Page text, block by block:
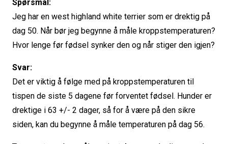
Spørsmål:
Jeg har en west highland white terrier som er drektig på
dag 50. Når bør jeg begynne å måle kroppstemperaturen?
Hvor lenge før fødsel synker den og når stiger den igjen?
Svar:
Det er viktig å følge med på kroppstemperaturen til
tispen de siste 5 dagene før forventet fødsel. Hunder er
drektige i 63 +/- 2 dager, så for å være på den sikre
siden, kan du begynne å måle temperaturen på dag 56.